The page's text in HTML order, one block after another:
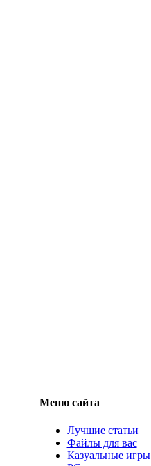
Меню сайта
Лучшие статьи
Файлы для вас
Казуальные игры